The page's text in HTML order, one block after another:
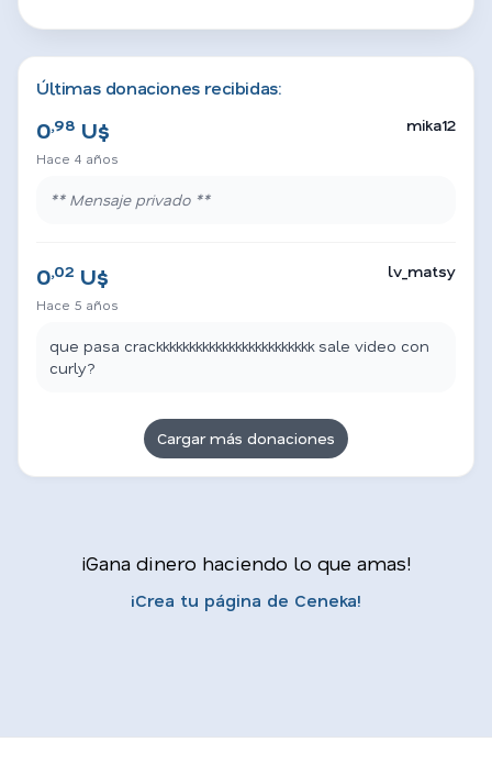
Últimas donaciones recibidas:
0,98 U$
Hace 4 años
mika12
** Mensaje privado **
0,02 U$
Hace 5 años
lv_matsy
que pasa crackkkkkkkkkkkkkkkkkkkkkkkk sale video con
curly?
Cargar más donaciones
¡Gana dinero haciendo lo que amas!
¡Crea tu página de Ceneka!